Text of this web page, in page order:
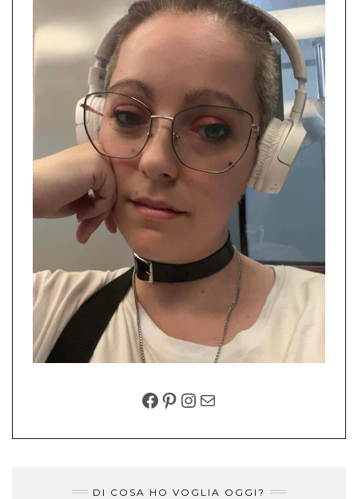
FACEBOOK
PINTEREST
INSTAGRAM
EMAIL
DI COSA HO VOGLIA OGGI?